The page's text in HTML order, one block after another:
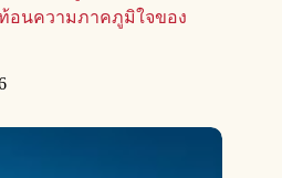
อนความภาคภูมิใจของ